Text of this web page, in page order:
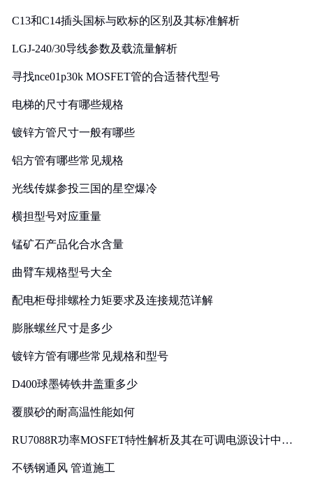
C13和C14插头国标与欧标的区别及其标准解析
LGJ-240/30导线参数及载流量解析
寻找nce01p30k MOSFET管的合适替代型号
电梯的尺寸有哪些规格
镀锌方管尺寸一般有哪些
铝方管有哪些常见规格
光线传媒参投三国的星空爆冷
横担型号对应重量
锰矿石产品化合水含量
曲臂车规格型号大全
配电柜母排螺栓力矩要求及连接规范详解
膨胀螺丝尺寸是多少
镀锌方管有哪些常见规格和型号
D400球墨铸铁井盖重多少
覆膜砂的耐高温性能如何
RU7088R功率MOSFET特性解析及其在可调电源设计中的
不锈钢通风 管道施工